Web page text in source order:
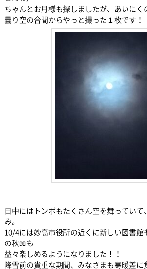
ちゃんとお月様も探しましたが、あいにく
曇り空の合間からやっと撮った１枚です！
日中にはトンボもたくさん空を舞っていて
み。
10/4には妙高市役所の近くに新しい図書館
の秋📖も
益々楽しめるようになりました！！
降雪前の貴重な期間、みなさまも寒暖差に